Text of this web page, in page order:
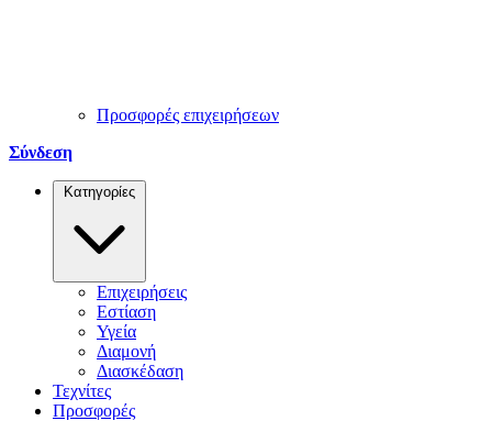
Προσφορές επιχειρήσεων
Σύνδεση
Κατηγορίες
Επιχειρήσεις
Εστίαση
Υγεία
Διαμονή
Διασκέδαση
Τεχνίτες
Προσφορές